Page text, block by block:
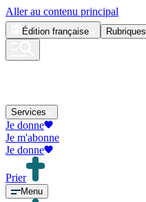
Aller au contenu principal
Édition française Rubriques
Services
Je donne
Je m'abonne
Je donne
Prier
Menu